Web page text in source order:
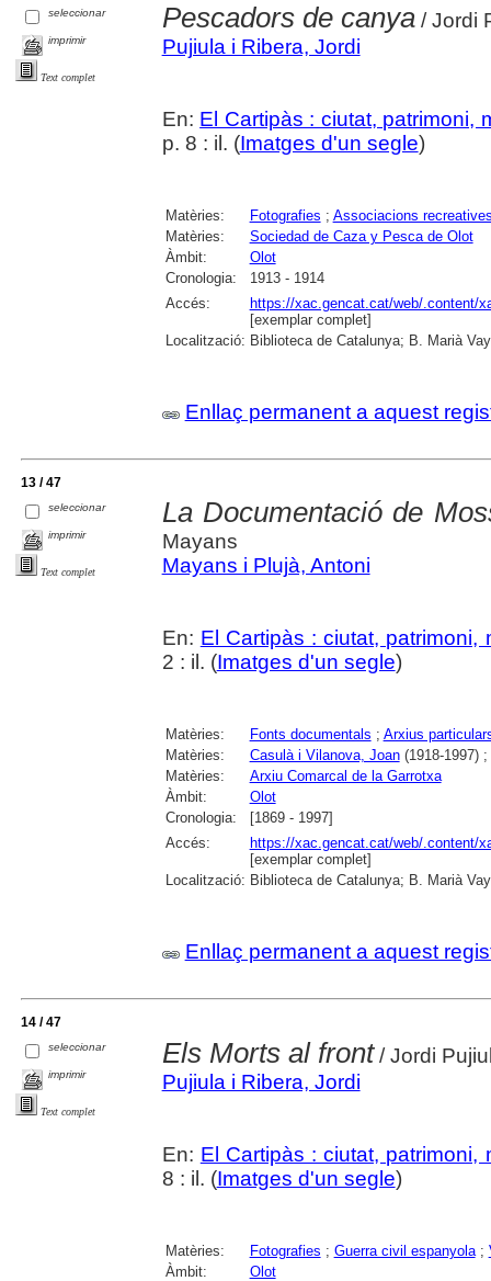
seleccionar
imprimir
Text complet
Pescadors de canya/ Jordi
Pujiula i Ribera, Jordi
En: El Cartipàs : ciutat, patrimoni,
p. 8 : il. (Imatges d'un segle)
Matèries: Fotografies ; Associacions
Matèries:
Sociedad de Caza y Pesca de Olot
Àmbit:
Olot
Cronologia:
1913 - 1914
Accés:
https://xac.gencat.cat/web/.content/
[exemplar complet]
Localització: Biblioteca de Catalunya; B. Marià
Enllaç permanent a aquest
13 / 47
seleccionar
imprimir
Text complet
La Documentació de
Mayans
Mayans i Plujà, Antoni
En: El Cartipàs : ciutat, patrimoni,
2 : il. (Imatges d'un segle)
Matèries: Fonts documentals ; Arxius
Matèries:
Casulà i Vilanova, Joan(1918-1997) ;
Matèries:
Arxiu Comarcal de la Garrotxa
Àmbit:
Olot
Cronologia:
[1869 - 1997]
Accés:
https://xac.gencat.cat/web/.content/
[exemplar complet]
Localització: Biblioteca de Catalunya; B. Marià
Enllaç permanent a aquest
14 / 47
seleccionar
imprimir
Text complet
Els Morts al front/ Jordi
Pujiula i Ribera, Jordi
En: El Cartipàs : ciutat, patrimoni,
8 : il. (Imatges d'un segle)
Matèries: Fotografies ; Guerra civil espanyola;
Àmbit:
Olot